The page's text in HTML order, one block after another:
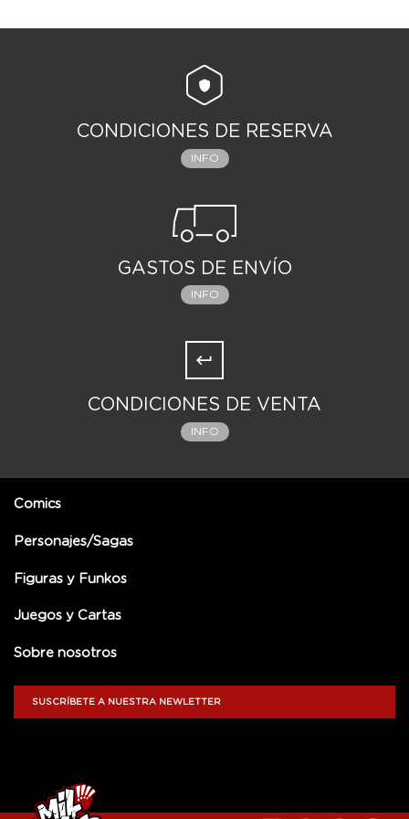
CONDICIONES DE RESERVA
INFO
GASTOS DE ENVÍO
INFO
CONDICIONES DE VENTA
INFO
Comics
Personajes/Sagas
Figuras y Funkos
Juegos y Cartas
Sobre nosotros
SUSCRÍBETE A NUESTRA NEWLETTER